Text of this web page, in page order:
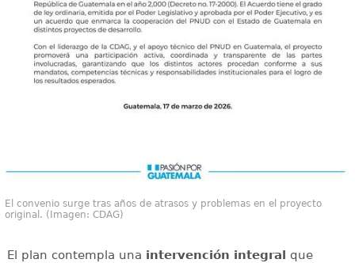
El convenio surge tras años de atrasos y problemas en el proyecto
original. (Imagen: CDAG)
El plan contempla una intervención integral que